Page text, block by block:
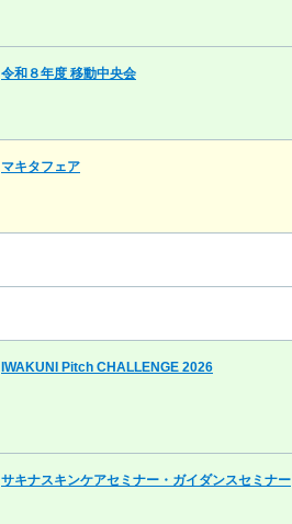
令和８年度 移動中央会
マキタフェア
IWAKUNI Pitch CHALLENGE 2026
サキナスキンケアセミナー・ガイダンスセミナー